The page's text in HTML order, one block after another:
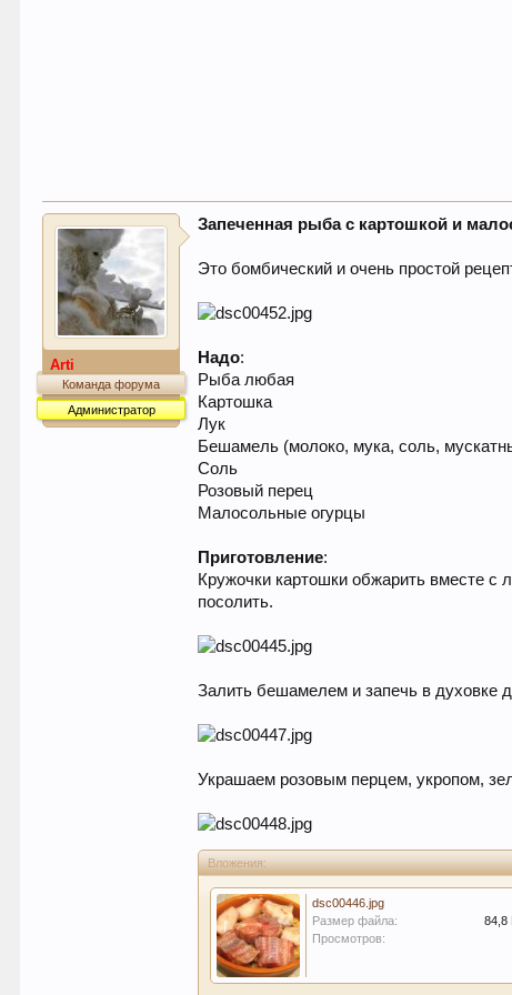
Arti
Команда форума
Администратор
Запеченная рыба с картошкой и
Это бомбический и очень простой
Надо:
Рыба любая
Картошка
Лук
Бешамель (молоко, мука, соль,
Соль
Розовый перец
Малосольные огурцы
Приготовление:
Кружочки картошки обжарить вместе
посолить.
Залить бешамелем и запечь в духовке
Украшаем розовым перцем, укропом,
Вложения:
dsc00446.jpg
Размер файла:
84,8
Просмотров: